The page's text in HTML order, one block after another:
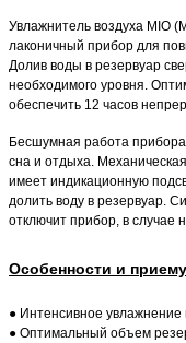
Увлажнитель воздуха MIO
лаконичный прибор для
Долив воды в резервуар
необходимого уровня.
обеспечить 12 часов
Бесшумная работа
сна и отдыха.
имеет индикационную
долить воду в резервуар.
отключит прибор, в случае
Особенности и
● Интенсивное увлажнение
● Оптимальный объем